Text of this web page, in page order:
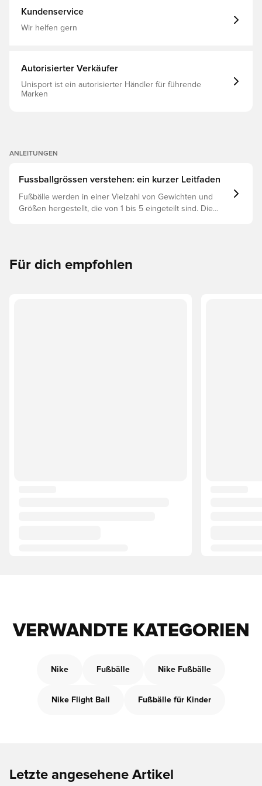
Kundenservice
Wir helfen gern
Autorisierter Verkäufer
Unisport ist ein autorisierter Händler für führende
Marken
ANLEITUNGEN
Fussballgrössen verstehen: ein kurzer Leitfaden
Fußbälle werden in einer Vielzahl von Gewichten und
Größen hergestellt, die von 1 bis 5 eingeteilt sind. Die
Für dich empfohlen
VERWANDTE KATEGORIEN
Nike Fußbälle Nike Fußbälle
Nike Flight Ball Fußbälle für Kinder
Letzte angesehene Artikel